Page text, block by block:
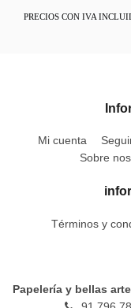
PRECIOS CON IVA
Mi cuenta
Sobre
Términos y
Papelería y bellas